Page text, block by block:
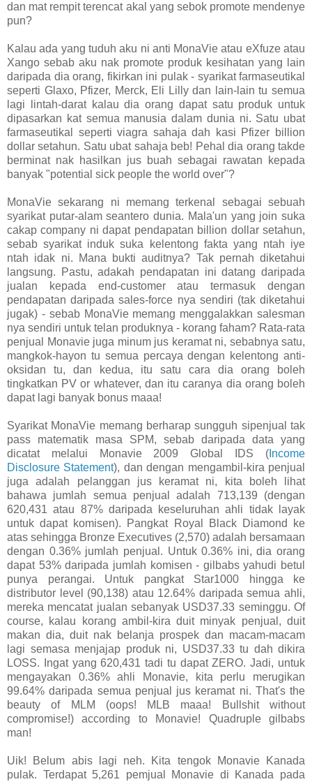
dan mat rempit terencat akal yang sebok promote mendenye
pun?
Kalau ada yang tuduh aku ni anti MonaVie atau eXfuze atau
Xango sebab aku nak promote produk kesihatan yang lain
daripada dia orang, fikirkan ini pulak - syarikat farmaseutikal
seperti Glaxo, Pfizer, Merck, Eli Lilly dan lain-lain tu semua
lagi lintah-darat kalau dia orang dapat satu produk untuk
dipasarkan kat semua manusia dalam dunia ni. Satu ubat
farmaseutikal seperti viagra sahaja dah kasi Pfizer billion
dollar setahun. Satu ubat sahaja beb! Pehal dia orang takde
berminat nak hasilkan jus buah sebagai rawatan kepada
banyak "potential sick people the world over"?
MonaVie sekarang ni memang terkenal sebagai sebuah
syarikat putar-alam seantero dunia. Mala'un yang join suka
cakap company ni dapat pendapatan billion dollar setahun,
sebab syarikat induk suka kelentong fakta yang ntah iye
ntah idak ni. Mana bukti auditnya? Tak pernah diketahui
langsung. Pastu, adakah pendapatan ini datang daripada
jualan kepada end-customer atau termasuk dengan
pendapatan daripada sales-force nya sendiri (tak diketahui
jugak) - sebab MonaVie memang menggalakkan salesman
nya sendiri untuk telan produknya - korang faham? Rata-rata
penjual Monavie juga minum jus keramat ni, sebabnya satu,
mangkok-hayon tu semua percaya dengan kelentong anti-
oksidan tu, dan kedua, itu satu cara dia orang boleh
tingkatkan PV or whatever, dan itu caranya dia orang boleh
dapat lagi banyak bonus maaa!
Syarikat MonaVie memang berharap sungguh sipenjual tak
pass matematik masa SPM, sebab daripada data yang
dicatat melalui Monavie 2009 Global IDS ( Income
Disclosure Statement), dan dengan mengambil-kira penjual
juga adalah pelanggan jus keramat ni, kita boleh lihat
bahawa jumlah semua penjual adalah 713,139 (dengan
620,431 atau 87% daripada keseluruhan ahli tidak layak
untuk dapat komisen). Pangkat Royal Black Diamond ke
atas sehingga Bronze Executives (2,570) adalah bersamaan
dengan 0.36% jumlah penjual. Untuk 0.36% ini, dia orang
dapat 53% daripada jumlah komisen - gilbabs yahudi betul
punya perangai. Untuk pangkat Star1000 hingga ke
distributor level (90,138) atau 12.64% daripada semua ahli,
mereka mencatat jualan sebanyak USD37.33 seminggu. Of
course, kalau korang ambil-kira duit minyak penjual, duit
makan dia, duit nak belanja prospek dan macam-macam
lagi semasa menjajap produk ni, USD37.33 tu dah dikira
LOSS. Ingat yang 620,431 tadi tu dapat ZERO. Jadi, untuk
mengayakan 0.36% ahli Monavie, kita perlu merugikan
99.64% daripada semua penjual jus keramat ni. That's the
beauty of MLM (oops! MLB maaa! Bullshit without
compromise!) according to Monavie! Quadruple gilbabs
man!
Uik! Belum abis lagi neh. Kita tengok Monavie Kanada
pulak. Terdapat 5,261 pemjual Monavie di Kanada pada